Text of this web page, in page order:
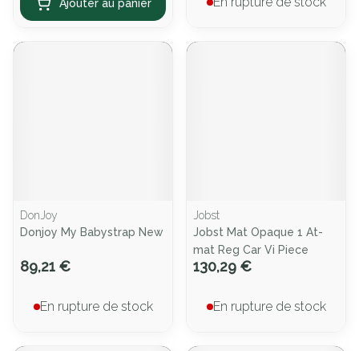
Ajouter au panier
DonJoy
Donjoy My Babystrap New
89,21 €
En rupture de stock
Jobst
Jobst Mat Opaque 1 At-
mat Reg Car Vi Piece
130,29 €
En rupture de stock